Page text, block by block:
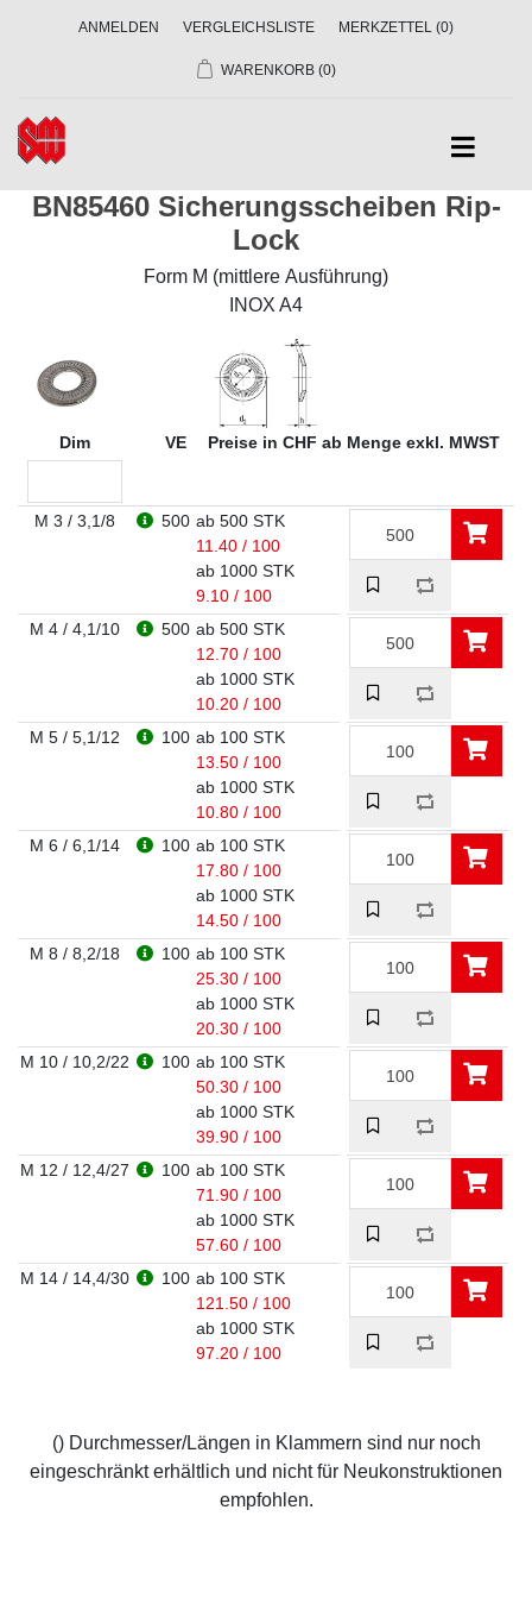
ANMELDEN VERGLEICHSLISTE MERKZETTEL (0)
WARENKORB (0)
BN85460 Sicherungsscheiben Rip-
Lock
Form M (mittlere Ausführung)
INOX A4
Dim VE Preise in CHF ab Menge exkl. MWST
M 3 / 3,1/8 500 ab 500 STK
11.40 / 100
ab 1000 STK
9.10 / 100
M 4 / 4,1/10
500 ab 500 STK
12.70 / 100
ab 1000 STK
10.20 / 100
M 5 / 5,1/12
100 ab 100 STK
13.50 / 100
ab 1000 STK
10.80 / 100
M 6 / 6,1/14
100 ab 100 STK
17.80 / 100
ab 1000 STK
14.50 / 100
M 8 / 8,2/18
100 ab 100 STK
25.30 / 100
ab 1000 STK
20.30 / 100
M 10 / 10,2/22
100 ab 100 STK
50.30 / 100
ab 1000 STK
39.90 / 100
M 12 / 12,4/27
100 ab 100 STK
71.90 / 100
ab 1000 STK
57.60 / 100
M 14 / 14,4/30
100 ab 100 STK
121.50 / 100
ab 1000 STK
97.20 / 100
() Durchmesser/Längen in Klammern sind nur noch
eingeschränkt erhältlich und nicht für Neukonstruktionen
empfohlen.